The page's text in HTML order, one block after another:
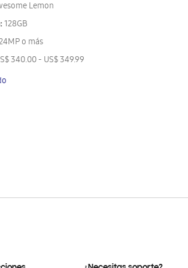
Lemon
128GB
o más
340.00 - US$ 349.99